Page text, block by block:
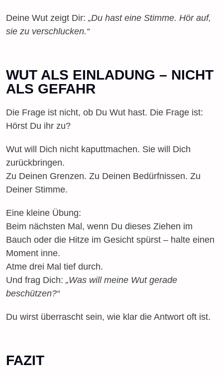
Deine Wut zeigt Dir: „Du hast eine Stimme. Hör auf,
sie zu verschlucken.“
WUT ALS EINLADUNG – NICHT
ALS GEFAHR
Die Frage ist nicht, ob Du Wut hast. Die Frage ist:
Hörst Du ihr zu?
Wut will Dich nicht kaputtmachen. Sie will Dich
zurückbringen.
Zu Deinen Grenzen. Zu Deinen Bedürfnissen. Zu
Deiner Stimme.
Eine kleine Übung:
Beim nächsten Mal, wenn Du dieses Ziehen im
Bauch oder die Hitze im Gesicht spürst – halte einen
Moment inne.
Atme drei Mal tief durch.
Und frag Dich: „Was will meine Wut gerade
beschützen?“
Du wirst überrascht sein, wie klar die Antwort oft ist.
FAZIT